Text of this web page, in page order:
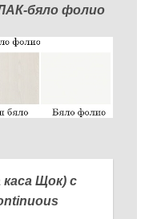
бяло фолио
Щок) с